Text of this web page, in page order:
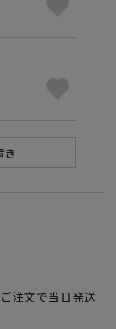
注文で当日発送